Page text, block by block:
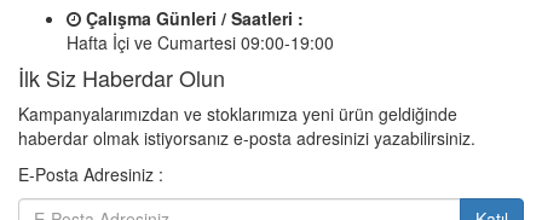
Çalışma Günleri / Saatleri :
Hafta İçi ve Cumartesi 09:00-19:00
İlk Siz Haberdar Olun
Kampanyalarımızdan ve stoklarımıza yeni ürün geldiğinde
haberdar olmak istiyorsanız e-posta adresinizi yazabilirsiniz.
E-Posta Adresiniz :